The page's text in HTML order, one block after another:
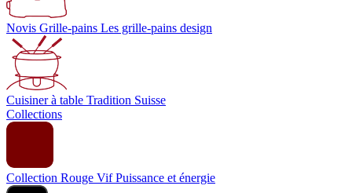
Novis Grille-pains Les grille-pains design
Cuisiner à table Tradition Suisse
Collections
Collection Rouge Vif Puissance et énergie